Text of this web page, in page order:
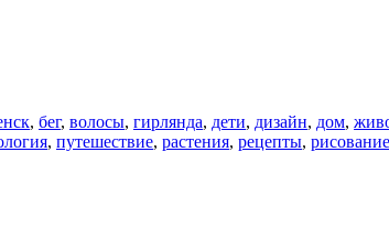
, бег, волосы, гирлянда, дети, дизайн, дом,
, путешествие, растения, рецепты, рисование